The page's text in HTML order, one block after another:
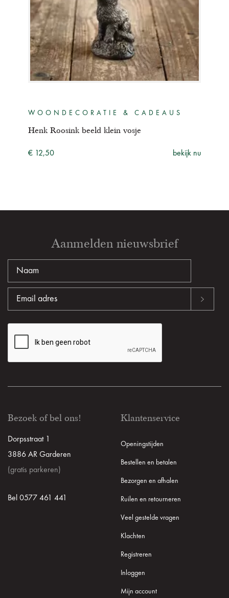
WOONDECORATIE & CADEAUS
Henk Roosink beeld klein vosje
€ 12,50 bekijk nu
Aanmelden nieuwsbrief
Bezoek of bel ons!
Dorpsstraat 1
3886 AR Garderen
(gratis parkeren)
Bel 0577 461 441
Klantenservice
Openingstijden
Bestellen en betalen
Bezorgen en afhalen
Ruilen en retourneren
Veel gestelde vragen
Klachten
Registreren
Inloggen
Mijn account